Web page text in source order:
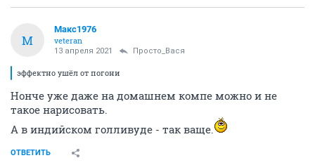
М
Макс1976
veteran
13 апреля 2021 Просто_Вася
эффектно ушёл от погони
Нонче уже даже на домашнем компе можно и не
такое нарисовать.
А в индийском голливуде - так ваще.
ОТВЕТИТЬ